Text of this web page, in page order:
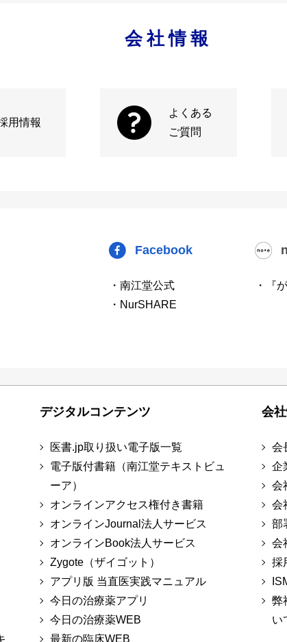
会社情報
用情報
よくある
ご質問
Facebook
・南江堂公式
・NurSHARE
・『
デジタルコンテンツ
医書.jp取り扱い電子版一覧
電子版付書籍（南江堂テキストビュ
ーア）
オンラインアクセス権付き書籍
オンラインJournal法人サービス
オンラインBook法人サービス
Zygote（ザイゴット）
アプリ版 当直医実践マニュアル
今日の治療薬アプリ
今日の治療薬WEB
最新の臨床WEB
会
会
企
会
会
部
会
採
弊
い